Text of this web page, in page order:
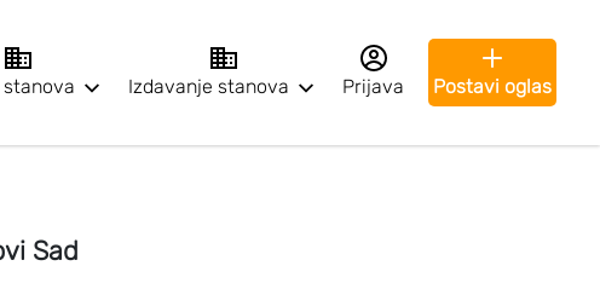
stanova Izdavanje stanova Prijava Postavi oglas
Sad